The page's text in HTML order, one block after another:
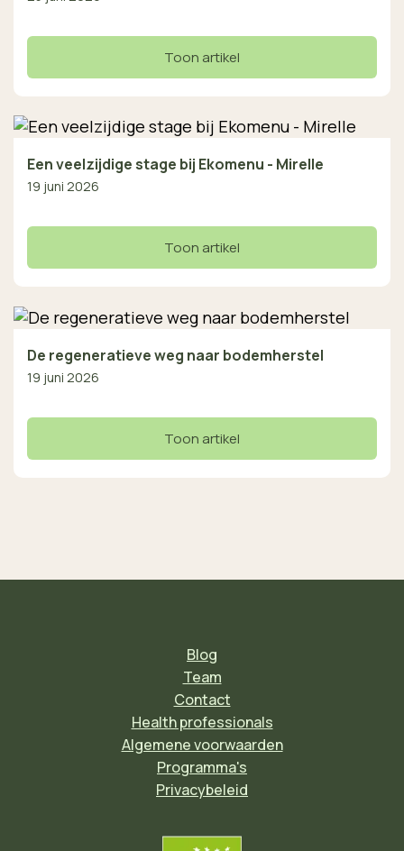
Toon artikel
Een veelzijdige stage bij Ekomenu - Mirelle
19 juni 2026
Toon artikel
De regeneratieve weg naar bodemherstel
19 juni 2026
Toon artikel
Blog
Team
Contact
Health professionals
Algemene voorwaarden
Programma's
Privacybeleid